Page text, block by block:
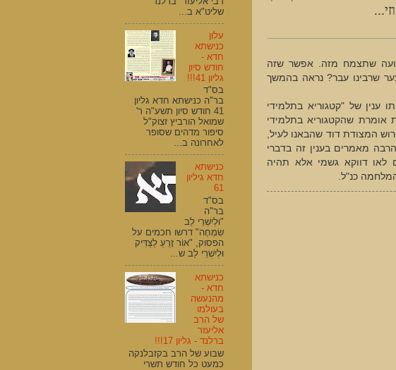
שתצמח מזה. אפשר שזה
שרבינו עבר? נראה בהמשך
של "קטגוריא בתלמידי
אומרת שהקטגוריא בתלמידי
המצודת דוד שהבאנו לעיל,
מאמרים בענין זה בדברי
לאו דווקא גשמי אלא תהיה
כנ"ל.
שליט"א ב...
עלון
כנישתא
חדא -
חודש סיון
גליון 41!!!
בס"ד
בר"ה כנישתא חדא גליון
41 חודש סיון תשע"ה ר'
שמואל הורביץ זצוק"ל
סיפור מדהים שסופר
לאחרונה ב...
כנישתא
חדא גיליון
61
בס"ד
בר"ה
"וּלְיִשְׁרֵי לֵב
שִׂמְחָה" דרשו חכמים על
הפסוק, "אוֹר זָרֻעַ לַצַּדִּיק
וּלְיִשְׁרֵי לֵב ש...
כנישתא
חדא -
מהנעשה
בעולמו
של הרב
אליעזר
ברלנד - גליון 17!!!
שבוע של הרב בקזבלנקה
כמעט כל חודש תשרי